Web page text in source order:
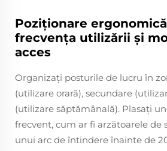
Poziționare
frecvența utilizării și
acces
Organizați posturile de lucru în
(utilizare orară), secundare
(utilizare săptămânală). Plasați
frecvent, cum ar fi arzătoarele de
unui arc de întindere înainte de